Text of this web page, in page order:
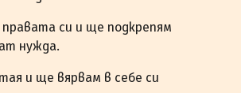
си и ще подкрепям
нужда.
и ще вярвам в себе си